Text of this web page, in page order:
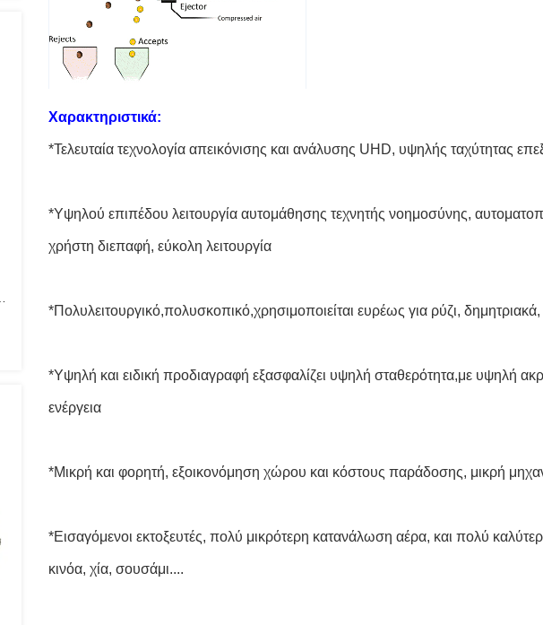
Χαρακτηριστικά:
*Τελευταία τεχνολογία απεικόνισης και ανάλυσης UHD, υψηλής ταχύτητας
*Υψηλού επιπέδου λειτουργία αυτομάθησης τεχνητής νοημοσύνης,
χρήστη διεπαφή, εύκολη λειτουργία
*Πολυλειτουργικό,πολυσκοπικό,χρησιμοποιείται ευρέως για ρύζι, δημητριακά,
*Υψηλή και ειδική προδιαγραφή εξασφαλίζει υψηλή σταθερότητα,με υψηλή
ενέργεια
*Μικρή και φορητή, εξοικονόμηση χώρου και κόστους παράδοσης, μικρή
*Εισαγόμενοι εκτοξευτές, πολύ μικρότερη κατανάλωση αέρα, και πολύ
κινόα, χία, σουσάμι....